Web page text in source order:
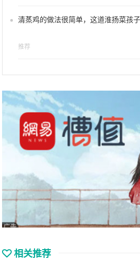
清蒸鸡的做法很简单，这道淮扬菜孩
推荐
相关推荐